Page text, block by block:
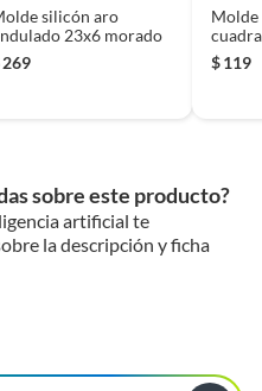
silicón aro
23x6 morado
269
Molde
$119
sobre este producto?
artificial te
la descripción y ficha